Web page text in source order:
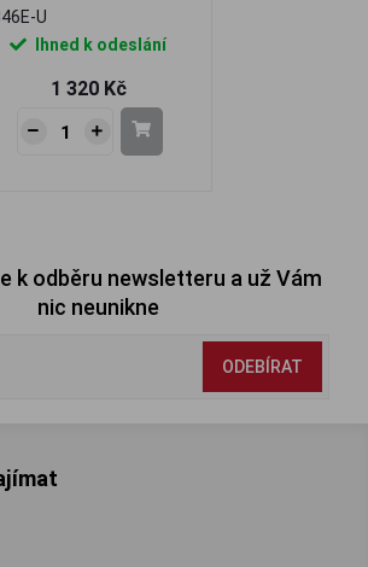
U
Ihned k odeslání
1 320 Kč
k odběru newsletteru a už Vám
nic neunikne
ODEBÍRAT